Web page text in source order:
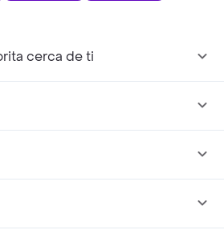
cerca de ti